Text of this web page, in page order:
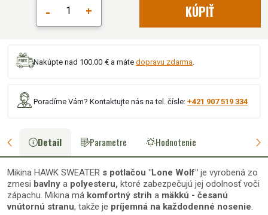
- + KÚPIŤ
Nakúpte nad 100.00 € a máte dopravu zdarma
Poradíme Vám? Kontaktujte nás na tel. čísle: +421 907 519 334
Detail Parametre Hodnotenie
Mikina HAWK SWEATER s potlačou "Lone Wolf" je vyrobená zo
zmesi bavlny a polyesteru, ktoré zabezpečujú jej odolnosť voči
zápachu. Mikina má komfortný strih a mäkkú - česanú
vnútornú stranu, takže je príjemná na každodenné nosenie.